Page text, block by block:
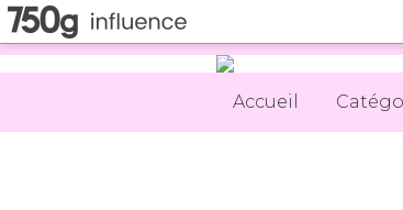
Accueil